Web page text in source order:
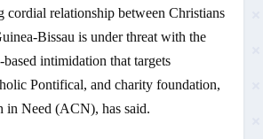
cordial relationship between Christians
Bissau is under threat with the
intimidation that targets
Pontifical, and charity foundation,
in Need (ACN), has said.